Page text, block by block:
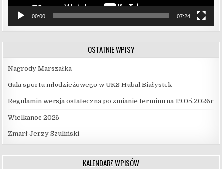
00:00 07:24
OSTATNIE WPISY
Nagrody Marszałka
Gala sportu młodzieżowego w UKS Hubal Białystok
Regulamin wersja ostateczna po zmianie terminu na 19.05.2026r
Wielkanoc 2026
Zmarł Jerzy Szuliński
KALENDARZ WPISÓW